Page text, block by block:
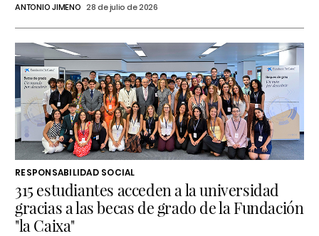
ANTONIO JIMENO 28 de julio de 2026
RESPONSABILIDAD SOCIAL
315 estudiantes acceden a la universidad
gracias a las becas de grado de la Fundación
"la Caixa"